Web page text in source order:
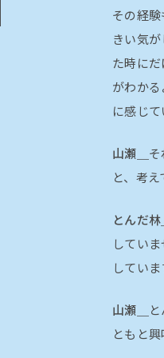
その経
きい気
た時に
がわか
に感じて
山瀬＿
と、考
とんだ林＿
してい
していま
山瀬＿
ともと